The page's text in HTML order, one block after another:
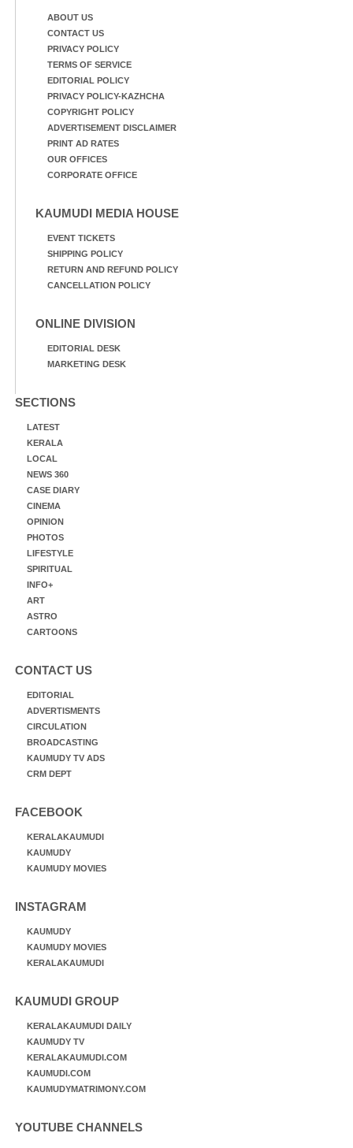
ABOUT US
CONTACT US
PRIVACY POLICY
TERMS OF SERVICE
EDITORIAL POLICY
PRIVACY POLICY-KAZHCHA
COPYRIGHT POLICY
ADVERTISEMENT DISCLAIMER
PRINT AD RATES
OUR OFFICES
CORPORATE OFFICE
KAUMUDI MEDIA HOUSE
EVENT TICKETS
SHIPPING POLICY
RETURN AND REFUND POLICY
CANCELLATION POLICY
ONLINE DIVISION
EDITORIAL DESK
MARKETING DESK
SECTIONS
LATEST
KERALA
LOCAL
NEWS 360
CASE DIARY
CINEMA
OPINION
PHOTOS
LIFESTYLE
SPIRITUAL
INFO+
ART
ASTRO
CARTOONS
CONTACT US
EDITORIAL
ADVERTISMENTS
CIRCULATION
BROADCASTING
KAUMUDY TV ADS
CRM DEPT
FACEBOOK
KERALAKAUMUDI
KAUMUDY
KAUMUDY MOVIES
INSTAGRAM
KAUMUDY
KAUMUDY MOVIES
KERALAKAUMUDI
KAUMUDI GROUP
KERALAKAUMUDI DAILY
KAUMUDY TV
KERALAKAUMUDI.COM
KAUMUDI.COM
KAUMUDYMATRIMONY.COM
YOUTUBE CHANNELS